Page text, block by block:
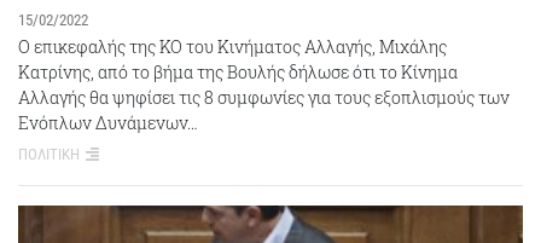
15/02/2022
Ο επικεφαλής της ΚΟ του Κινήματος Αλλαγής, Μιχάλης
Κατρίνης, από το βήμα της Βουλής δήλωσε ότι το Κίνημα
Αλλαγής θα ψηφίσει τις 8 συμφωνίες για τους εξοπλισμούς των
Ενόπλων Δυνάμενων…
ΠΟΛΙΤΙΚΗ